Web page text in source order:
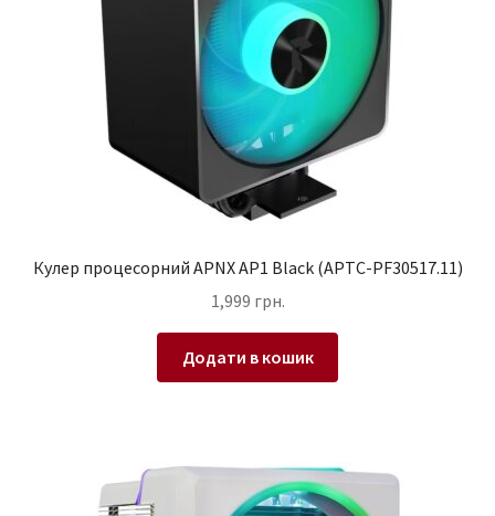
Кулер процесорний APNX AP1 Black (APTC-PF30517.11)
1,999 грн.
Додати в кошик